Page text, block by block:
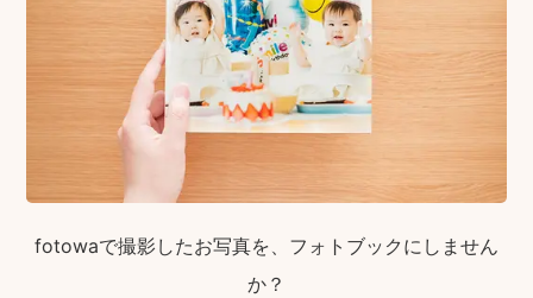
fotowaで撮影したお写真を、フォトブックにしません
か？